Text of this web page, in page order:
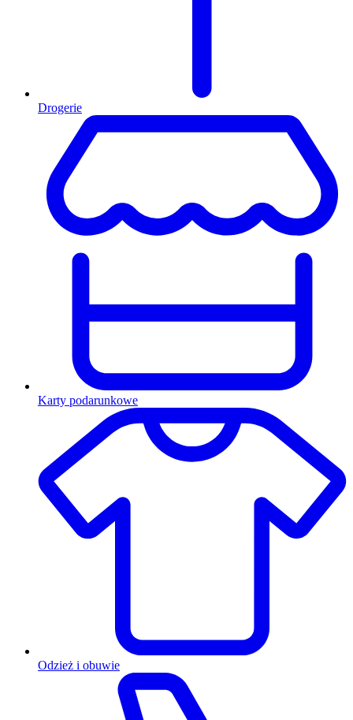
Drogerie
Karty podarunkowe
Odzież i obuwie